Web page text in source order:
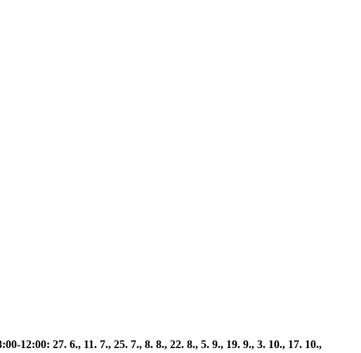
27. 6., 11. 7., 25. 7., 8. 8., 22. 8., 5. 9., 19. 9., 3. 10., 17. 10.,